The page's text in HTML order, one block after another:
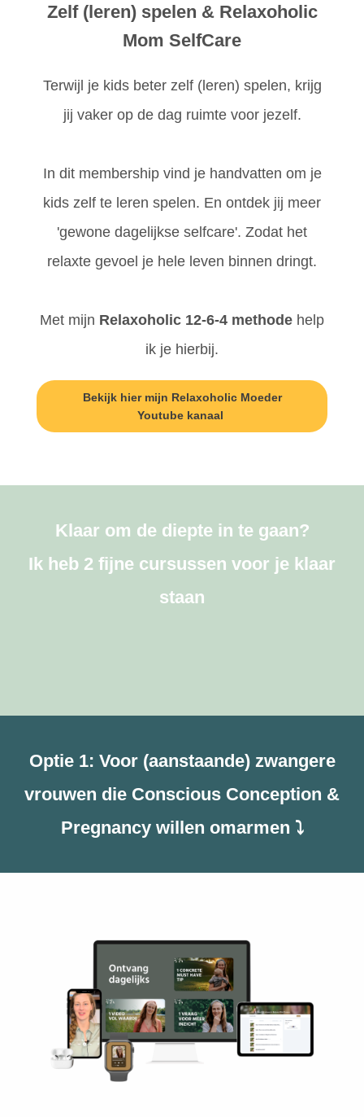
Zelf (leren) spelen & Relaxoholic
Mom SelfCare
Terwijl je kids beter zelf (leren) spelen, krijg
jij vaker op de dag ruimte voor jezelf.
In dit membership vind je handvatten om je
kids zelf te leren spelen. En ontdek jij meer
'gewone dagelijkse selfcare'. Zodat het
relaxte gevoel je hele leven binnen dringt.
Met mijn Relaxoholic 12-6-4 methode help
ik je hierbij.
Bekijk hier mijn Relaxoholic Moeder
Youtube kanaal
Klaar om de diepte in te gaan?
Ik heb 2 fijne cursussen voor je klaar
staan
Optie 1: Voor (aanstaande) zwangere
vrouwen die Conscious Conception &
Pregnancy willen omarmen ⤵️